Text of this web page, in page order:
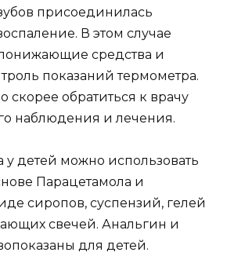
присоединилась
В этом случае
средства и
показаний термометра.
скорее обратиться к врачу
наблюдения и лечения.
у детей можно использовать
Парацетамола и
сиропов, суспензий, гелей
свечей. Анальгин и
для детей.